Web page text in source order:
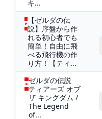
キ...
【ゼルダの伝
説】序盤から作
れる初心者でも
簡単！自由に飛
べる飛行機の作
り方！【ティ...
ゼルダの伝説
ティアーズ オブ
ザ キングダム /
The Legend
of...